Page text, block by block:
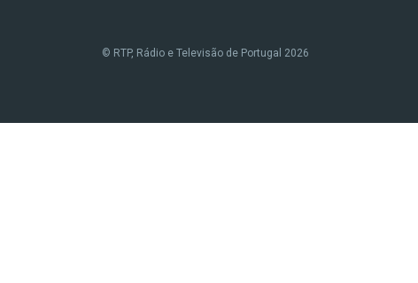
© RTP, Rádio e Televisão de Portugal 2026